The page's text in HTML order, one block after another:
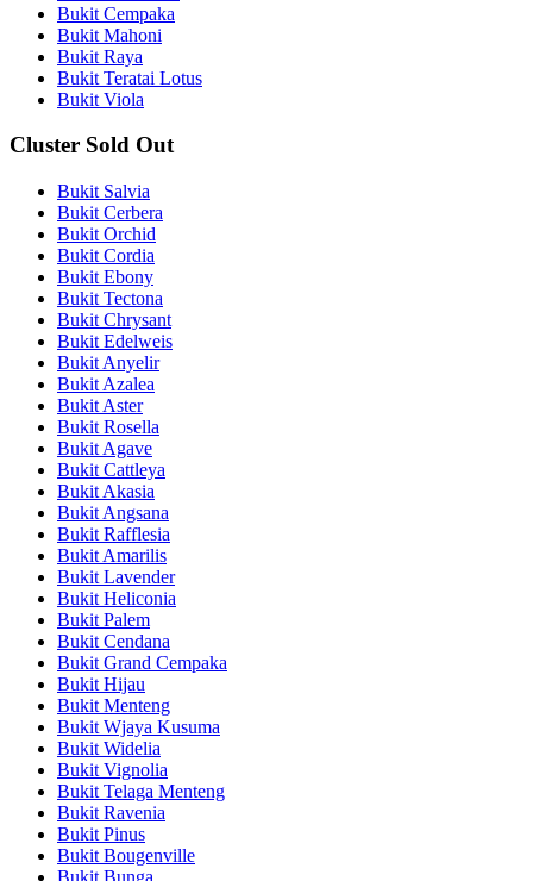
Bukit Cempaka
Bukit Mahoni
Bukit Raya
Bukit Teratai Lotus
Bukit Viola
Cluster Sold Out
Bukit Salvia
Bukit Cerbera
Bukit Orchid
Bukit Cordia
Bukit Ebony
Bukit Tectona
Bukit Chrysant
Bukit Edelweis
Bukit Anyelir
Bukit Azalea
Bukit Aster
Bukit Rosella
Bukit Agave
Bukit Cattleya
Bukit Akasia
Bukit Angsana
Bukit Rafflesia
Bukit Amarilis
Bukit Lavender
Bukit Heliconia
Bukit Palem
Bukit Cendana
Bukit Grand Cempaka
Bukit Hijau
Bukit Menteng
Bukit Wjaya Kusuma
Bukit Widelia
Bukit Vignolia
Bukit Telaga Menteng
Bukit Ravenia
Bukit Pinus
Bukit Bougenville
Bukit Bunga